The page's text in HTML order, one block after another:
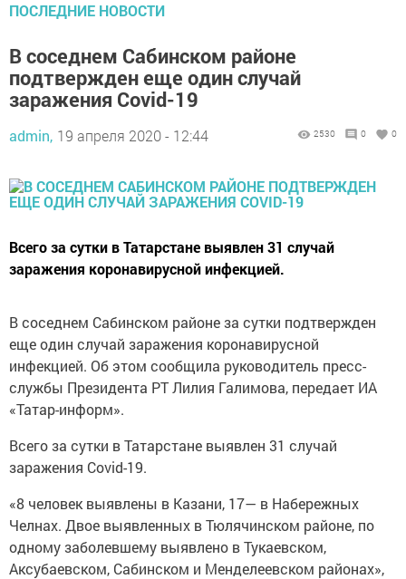
ПОСЛЕДНИЕ НОВОСТИ
В соседнем Сабинском районе
подтвержден еще один случай
заражения Covid-19
admin, 19 апреля 2020 - 12:44 2530 0 0
Всего за сутки в Татарстане выявлен 31 случай
заражения коронавирусной инфекцией.
В соседнем Сабинском районе за сутки подтвержден
еще один случай заражения коронавирусной
инфекцией. Об этом сообщила руководитель пресс-
службы Президента РТ Лилия Галимова, передает ИА
«Татар-информ».
Всего за сутки в Татарстане выявлен 31 случай
заражения Covid-19.
«8 человек выявлены в Казани, 17— в Набережных
Челнах. Двое выявленных в Тюлячинском районе, по
одному заболевшему выявлено в Тукаевском,
Аксубаевском, Сабинском и Менделеевском районах»,